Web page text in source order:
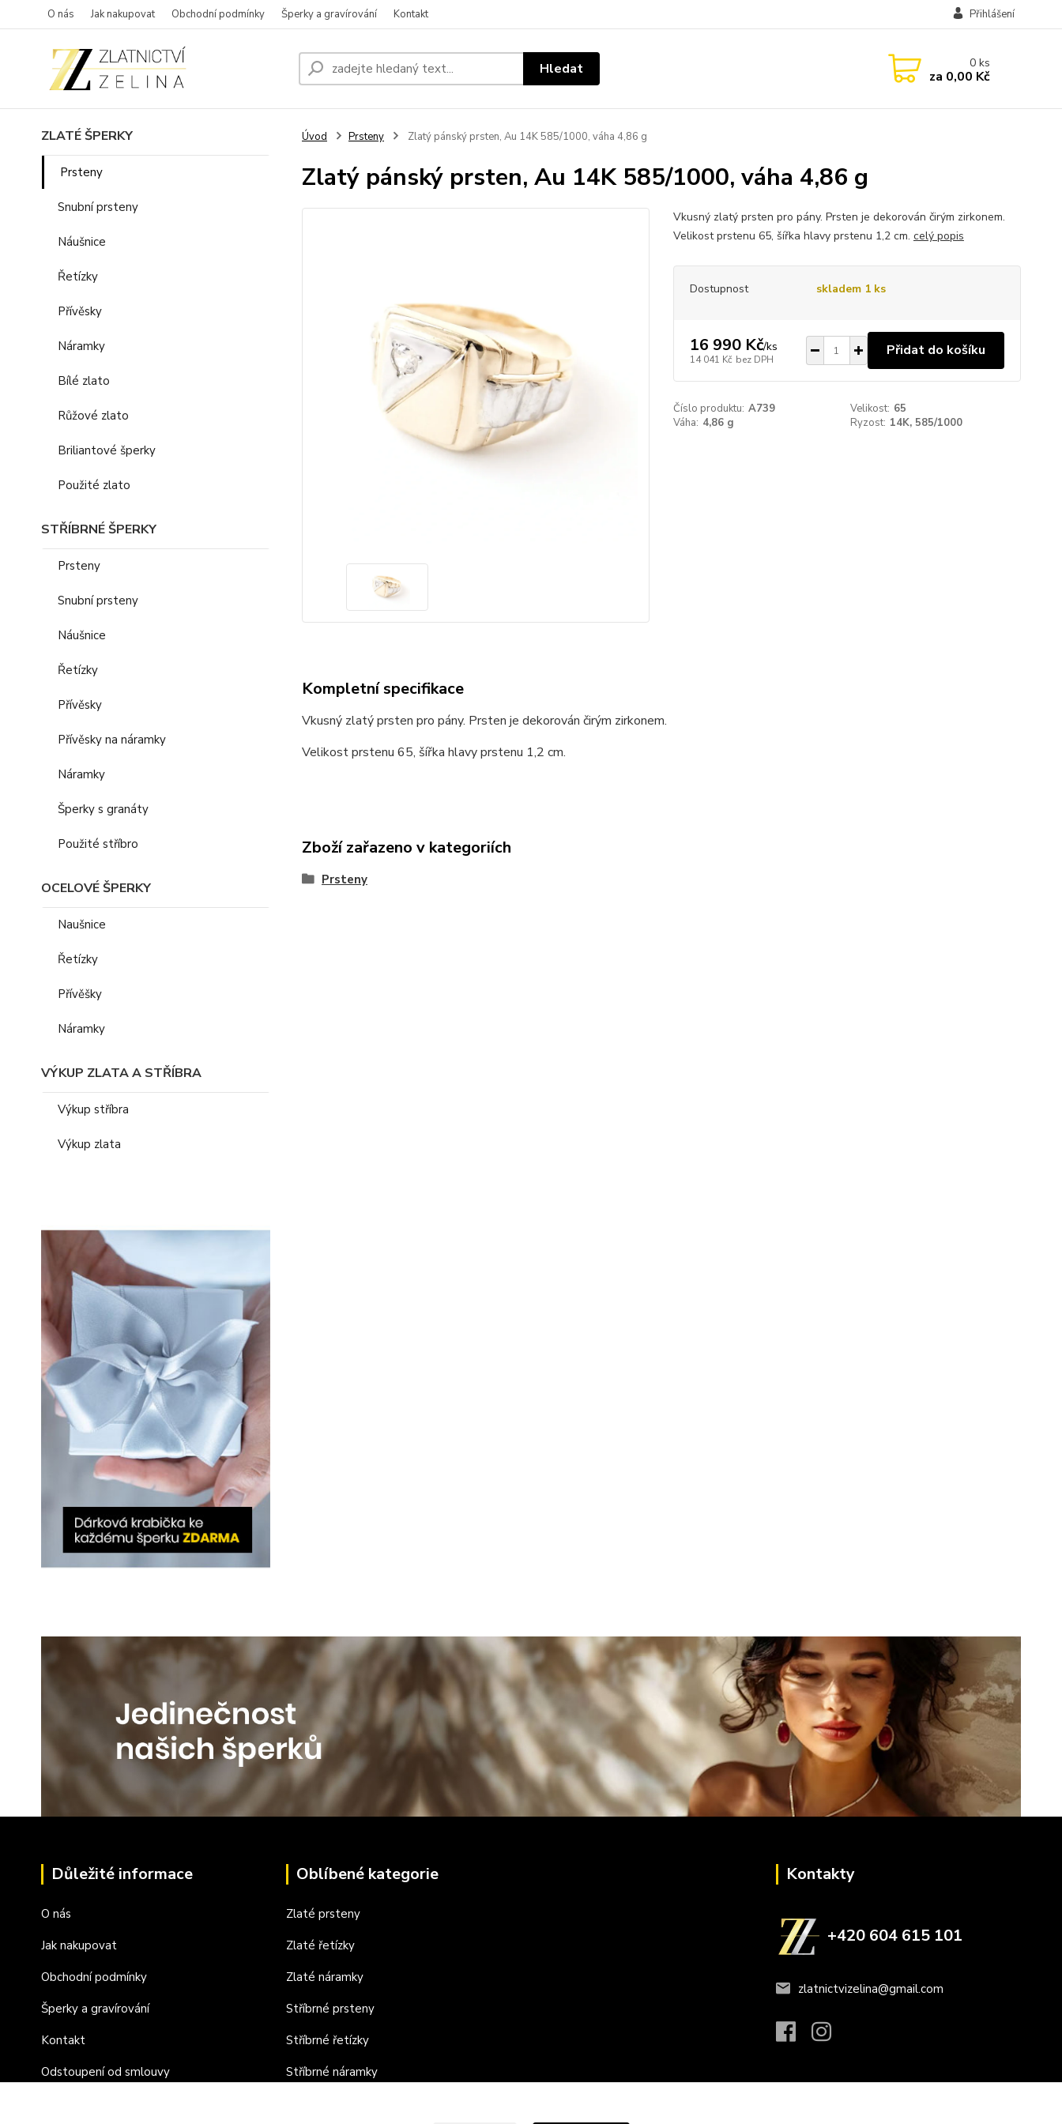
O nás Jak nakupovat Obchodní podmínky Šperky a gravírování Kontakt Přihlášení
Hledat 0ks
za 0,00 Kč
ZLATÉ ŠPERKY
Prsteny
Snubní prsteny
Náušnice
Řetízky
Přívěsky
Náramky
Bílé zlato
Růžové zlato
Briliantové šperky
Použité zlato
STŘÍBRNÉ ŠPERKY
Prsteny
Snubní prsteny
Náušnice
Řetízky
Přívěsky
Přívěsky na náramky
Náramky
Šperky s granáty
Použité stříbro
OCELOVÉ ŠPERKY
Naušnice
Řetízky
Přívěšky
Náramky
VÝKUP ZLATA A STŘÍBRA
Výkup stříbra
Výkup zlata
Úvod Prsteny Zlatý pánský prsten, Au 14K 585/1000, váha 4,86 g
Zlatý pánský prsten, Au 14K 585/1000, váha 4,86 g
Vkusný zlatý prsten pro pány. Prsten je dekorován čirým zirkonem.
Velikost prstenu 65, šířka hlavy prstenu 1,2 cm. celý popis
Dostupnost skladem 1 ks
16 990 Kč/ks
14 041 Kč bez DPH
Přidat do košíku
Číslo produktu: A739 Velikost: 65
Váha: 4,86 g Ryzost: 14K, 585/1000
Kompletní specifikace
Vkusný zlatý prsten pro pány. Prsten je dekorován čirým zirkonem.
Velikost prstenu 65, šířka hlavy prstenu 1,2 cm.
Zboží zařazeno v kategoriích
Prsteny
Důležité informace
O nás
Jak nakupovat
Obchodní podmínky
Šperky a gravírování
Kontakt
Odstoupení od smlouvy
Oblíbené kategorie
Zlaté prsteny
Zlaté řetízky
Zlaté náramky
Stříbrné prsteny
Stříbrné řetízky
Stříbrné náramky
Kontakty
+420 604 615 101
zlatnictvizelina@gmail.com